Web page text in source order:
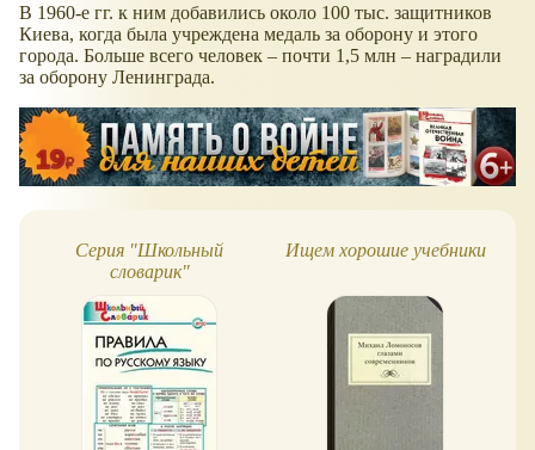
В 1960-е гг. к ним добавились около 100 тыс. защитников
Киева, когда была учреждена медаль за оборону и этого
города. Больше всего человек – почти 1,5 млн – наградили
за оборону Ленинграда.
Серия "Школьный
словарик"
Ищем хорошие учебники